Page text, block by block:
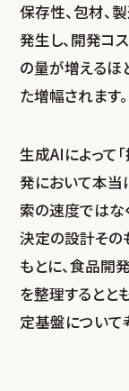
保存性、包材、
発生し、開発コ
の量が増えるほ
た増幅されます。
生成AIによって
発において本当
索の速度ではな
決定の設計その
もとに、食品開
を整理するとと
定基盤について